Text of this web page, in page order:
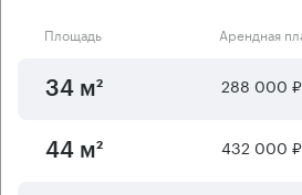
Площадь Арендная
34 м² 288 000 ₽
44 м² 432 000 ₽